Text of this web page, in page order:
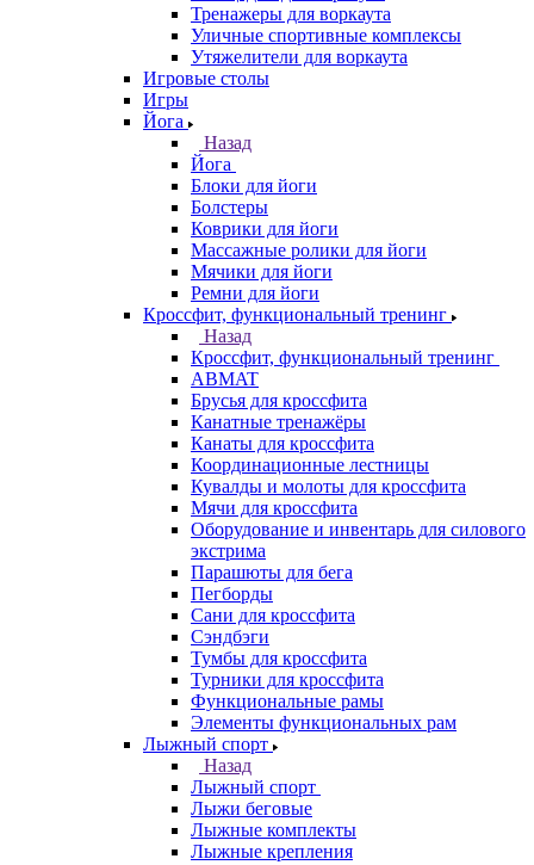
Тренажеры для воркаута
Уличные спортивные комплексы
Утяжелители для воркаута
Игровые столы
Игры
Йога
Назад
Йога
Блоки для йоги
Болстеры
Коврики для йоги
Массажные ролики для йоги
Мячики для йоги
Ремни для йоги
Кроссфит, функциональный тренинг
Назад
Кроссфит, функциональный тренинг
ABMAT
Брусья для кроссфита
Канатные тренажёры
Канаты для кроссфита
Координационные лестницы
Кувалды и молоты для кроссфита
Мячи для кроссфита
Оборудование и инвентарь для силового
экстрима
Парашюты для бега
Пегборды
Сани для кроссфита
Сэндбэги
Тумбы для кроссфита
Турники для кроссфита
Функциональные рамы
Элементы функциональных рам
Лыжный спорт
Назад
Лыжный спорт
Лыжи беговые
Лыжные комплекты
Лыжные крепления